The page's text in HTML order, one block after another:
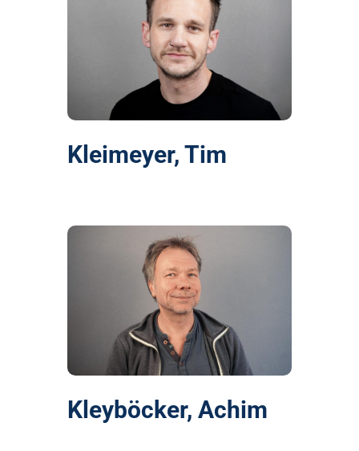
Kleimeyer, Tim
Kleyböcker, Achim